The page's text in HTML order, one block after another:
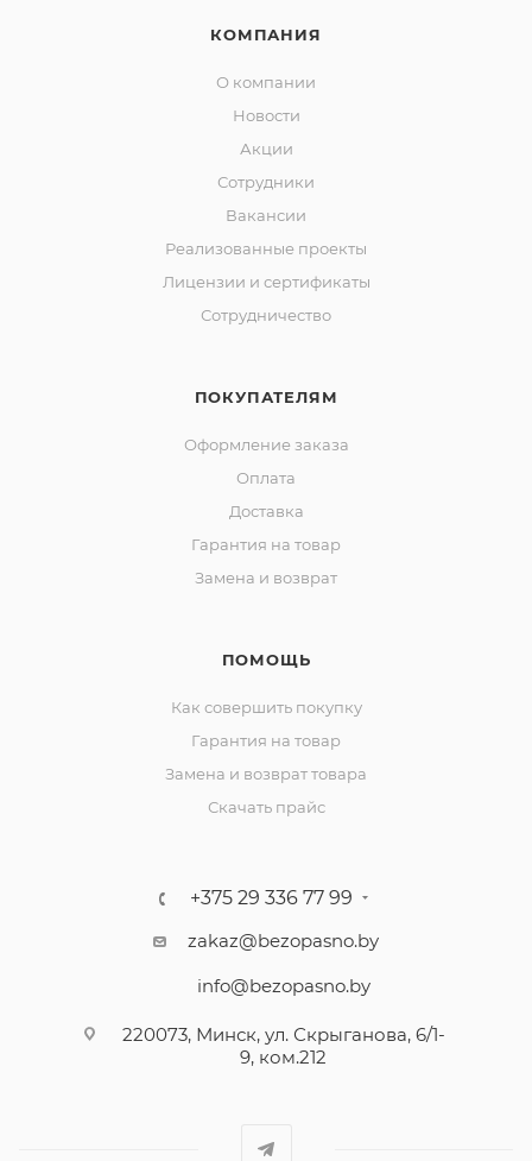
КОМПАНИЯ
О компании
Новости
Акции
Сотрудники
Вакансии
Реализованные проекты
Лицензии и сертификаты
Сотрудничество
ПОКУПАТЕЛЯМ
Оформление заказа
Оплата
Доставка
Гарантия на товар
Замена и возврат
ПОМОЩЬ
Как совершить покупку
Гарантия на товар
Замена и возврат товара
Скачать прайс
+375 29 336 77 99
zakaz@bezopasno.by
info@bezopasno.by
220073, Минск, ул. Скрыганова, 6/1-
9, ком.212